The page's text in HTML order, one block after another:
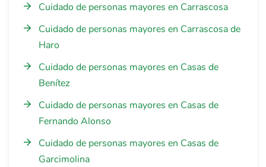
Cuidado de personas mayores en Carrascosa
Cuidado de personas mayores en Carrascosa de
Haro
Cuidado de personas mayores en Casas de
Benítez
Cuidado de personas mayores en Casas de
Fernando Alonso
Cuidado de personas mayores en Casas de
Garcimolina